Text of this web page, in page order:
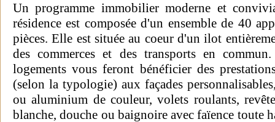
Un programme immobilier moderne et
résidence est composée d'un ensemble de 40
pièces. Elle est située au coeur d'un ilot
des commerces et des transports en
logements vous feront bénéficier des
(selon la typologie) aux façades
ou aluminium de couleur, volets roulants,
blanche, douche ou baignoire avec faïence toute